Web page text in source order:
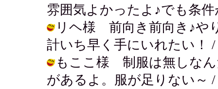
雰囲気よかったよ♪でも条件
リヘ様 前向き前向き♪や
計いち早く手にいれたい！ /
もここ様 制服は無しなん
があるよ。服が足りない～ /